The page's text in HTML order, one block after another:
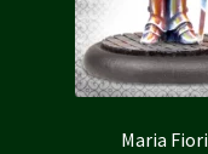
Maria